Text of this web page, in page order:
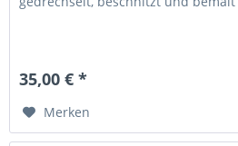
35,00 € *
Merken